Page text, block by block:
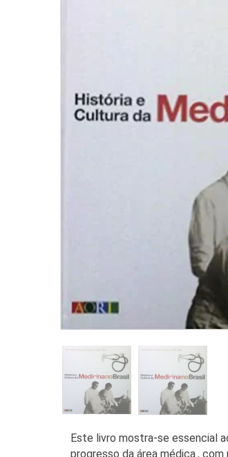
Este livro mostra-se essencial
progresso da área médica., com